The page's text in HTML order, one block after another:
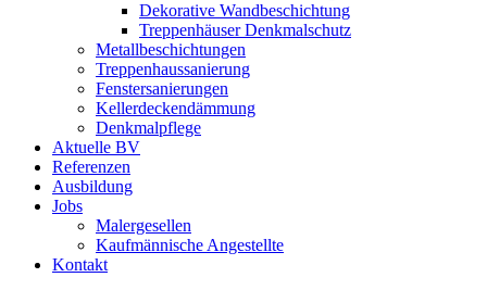
Dekorative Wandbeschichtung
Treppenhäuser Denkmalschutz
Metallbeschichtungen
Treppenhaussanierung
Fenstersanierungen
Kellerdeckendämmung
Denkmalpflege
Aktuelle BV
Referenzen
Ausbildung
Jobs
Malergesellen
Kaufmännische Angestellte
Kontakt